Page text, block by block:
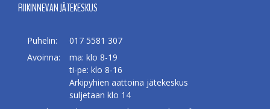
RIIKINNEVAN JÄTEKESKUS
Puhelin:
017 5581 307
Avoinna:
ma: klo 8-19
ti-pe: klo 8-16
Arkipyhien aattoina jätekeskus
suljetaan klo 14